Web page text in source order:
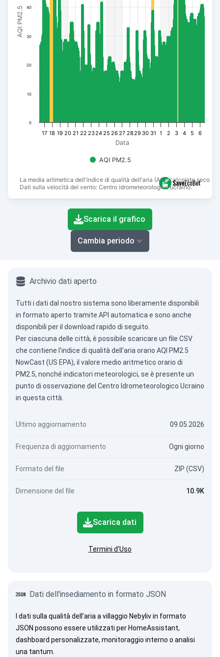
La media aritmetica dell'indice di qualità dell'aria (AQI) calcolato
Dati sulla velocità del vento: Centro idrometeorologico ucraino.
Data
AQI PM2.5
AQI PM2.5
18 20 22 24 26 28 30 1 3 5
17 19 21 23 25 27 29 31 2 4 6
0
10
20
30
40
End of interactive chart.
Scarica il grafico
Cambia periodo
Archivio dati aperto
Tutti i dati dal nostro sistema sono liberamente disponibili
in formato aperto tramite API automatica e sono anche
disponibili per il download rapido di seguito.
Per ciascuna delle città, è possibile scaricare un file CSV
che contiene l'indice di qualità dell'aria orario AQI PM2.5
NowCast (US EPA), il valore medio aritmetico orario di
PM2.5, nonché indicatori meteorologici, se è presente un
punto di osservazione del Centro Idrometeorologico Ucraino
in questa città.
Ultimo aggiornamento 09.05.2026
Frequenza di aggiornamento Ogni giorno
Formato del file ZIP (CSV)
Dimensione del file 10.9K
Scarica dati
Termini d'Uso
Dati dell'insediamento in formato JSON
I dati sulla qualità dell’aria a villaggio Nebyliv in formato
JSON possono essere utilizzati per HomeAssistant,
dashboard personalizzate, monitoraggio interno o analisi
una tantum.